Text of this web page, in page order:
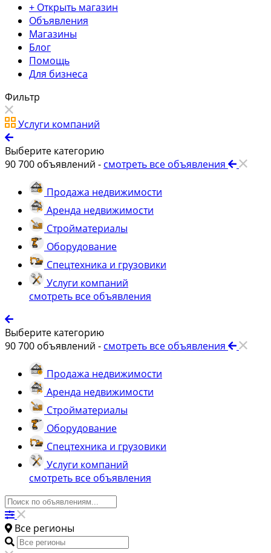
+ Открыть магазин
Объявления
Магазины
Блог
Помощь
Для бизнеса
Фильтр
Услуги компаний
Выберите категорию
90 700 объявлений - смотреть все объявления
Продажа недвижимости
Аренда недвижимости
Стройматериалы
Оборудование
Спецтехника и грузовики
Услуги компаний
смотреть все объявления
Выберите категорию
90 700 объявлений - смотреть все объявления
Продажа недвижимости
Аренда недвижимости
Стройматериалы
Оборудование
Спецтехника и грузовики
Услуги компаний
смотреть все объявления
Все регионы